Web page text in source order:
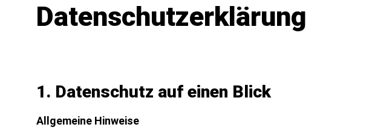
Datenschutzerklärung
1. Datenschutz auf einen Blick
Allgemeine Hinweise